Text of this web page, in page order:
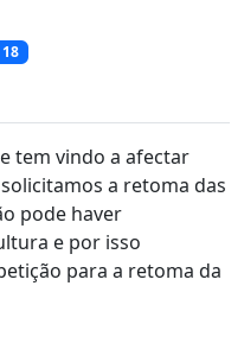
18
tem vindo a afectar
a retoma das
pode haver
e por isso
para a retoma da